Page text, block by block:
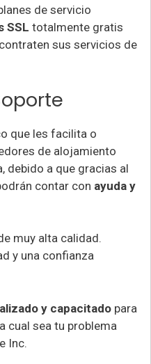
de servicio
SSL totalmente gratis
sus servicios de
que les facilita o
de alojamiento
debido a que gracias al
contar con ayuda y
muy alta calidad.
y una confianza
y capacitado para
cual sea tu problema
Inc.